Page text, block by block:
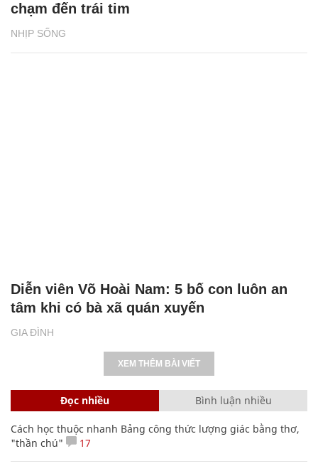
NHỊP SỐNG
chạm đến trái tim
GIA ĐÌNH
Diễn viên Võ Hoài Nam: 5 bố con luôn an
tâm khi có bà xã quán xuyến
XEM THÊM BÀI VIẾT
Đọc nhiều Bình luận nhiều
Cách học thuộc nhanh Bảng công thức lượng giác bằng thơ,
"thần chú"
17